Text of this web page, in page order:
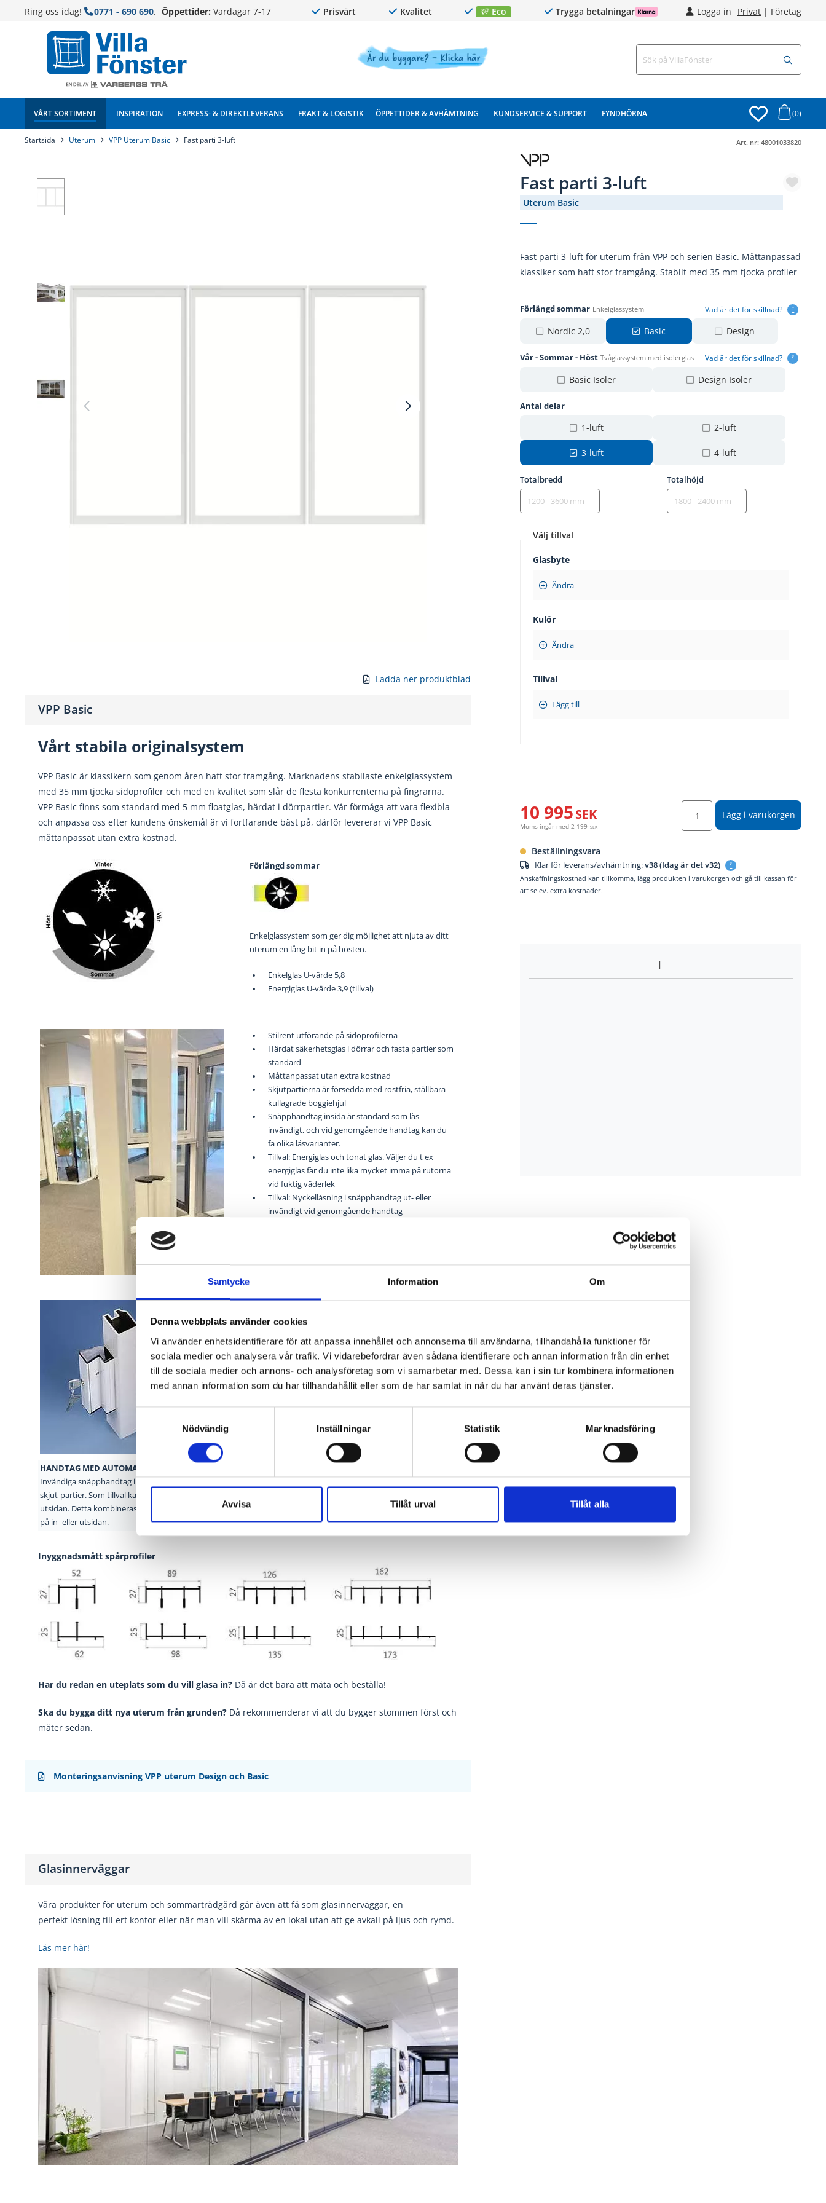
Samtycke Information Om
Denna webbplats använder cookies
Vi använder enhetsidentifierare för att anpassa innehållet och annonserna till användarna, tillhandahålla funktioner för
sociala medier och analysera vår trafik. Vi vidarebefordrar även sådana identifierare och annan information från din enhet
till de sociala medier och annons- och analysföretag som vi samarbetar med. Dessa kan i sin tur kombinera informationen
med annan information som du har tillhandahållit eller som de har samlat in när du har använt deras tjänster.
Nödvändig
Inställningar Statistik Marknadsföring
Avvisa Tillåt urval Tillåt alla
Ring oss idag! 0771 - 690 690. Öppettider: Vardagar 7-17 Prisvärt Kvalitet Eco Trygga betalningar Logga in Privat| Företag
VÅRT SORTIMENT INSPIRATION EXPRESS- & DIREKTLEVERANS FRAKT & LOGISTIK ÖPPETTIDER & AVHÄMTNING KUNDSERVICE & SUPPORT FYNDHÖRNA (0)
Startsida Uterum VPP Uterum Basic Fast parti 3-luft Art. nr: 48001033820
Fast parti 3-luft
Uterum Basic
Fast parti 3-luft för uterum från VPP och serien Basic. Måttanpassad
klassiker som haft stor framgång. Stabilt med 35 mm tjocka profiler
Förlängd sommar Enkelglassystem Vad är det för skillnad?
Nordic 2,0 Basic Design
Vår - Sommar - Höst Tvåglassystem med isolerglas Vad är det för skillnad?
Basic Isoler Design Isoler
Antal delar
1-luft 2-luft
3-luft 4-luft
Totalbredd Totalhöjd
Välj tillval
Glasbyte
Ändra
Kulör
Ändra
Tillval
Lägg till
Lägg i varukorgen
10 995SEK
Moms ingår med 2 199 SEK
Beställningsvara
Klar för leverans/avhämtning:v38 (Idag är det v32)
Anskaffningskostnad kan tillkomma, lägg produkten i varukorgen och gå till kassan för
att se ev. extra kostnader.
Ladda ner produktblad
VPP Basic
Vårt stabila originalsystem
VPP Basic är klassikern som genom åren haft stor framgång. Marknadens stabilaste enkelglassystem
med 35 mm tjocka sidoprofiler och med en kvalitet som slår de flesta konkurrenterna på fingrarna.
VPP Basic finns som standard med 5 mm floatglas, härdat i dörrpartier. Vår förmåga att vara flexibla
och anpassa oss efter kundens önskemål är vi fortfarande bäst på, därför levererar vi VPP Basic
måttanpassat utan extra kostnad.
Förlängd sommar
Enkelglassystem som ger dig möjlighet att njuta av ditt
uterum en lång bit in på hösten.
Enkelglas U-värde 5,8
Energiglas U-värde 3,9 (tillval)
Stilrent utförande på sidoprofilerna
Härdat säkerhetsglas i dörrar och fasta partier som
standard
Måttanpassat utan extra kostnad
Skjutpartierna är försedda med rostfria, ställbara
kullagrade boggiehjul
Snäpphandtag insida är standard som lås
invändigt, och vid genomgående handtag kan du
få olika låsvarianter.
Tillval: Energiglas och tonat glas. Väljer du t ex
energiglas får du inte lika mycket imma på rutorna
vid fuktig väderlek
Tillval: Nyckellåsning i snäpphandtag ut- eller
invändigt vid genomgående handtag
HANDTAG MED AUTOMATISK
Invändiga snäpphandtag ingår
skjut-partier. Som tillval kan man
utsidan. Detta kombineras vanligen
med nyckellåsning
på in- eller utsidan.
boggiehjul.
Inyggnadsmått spårprofiler
Har du redan en uteplats som du vill glasa in?Då är det bara att mäta och beställa!
Ska du bygga ditt nya uterum från grunden?Då rekommenderar vi att du bygger stommen först och
mäter sedan.
Monteringsanvisning VPP uterum Design och Basic
Glasinnerväggar
Våra produkter för uterum och sommarträdgård går även att få som glasinnerväggar, en
perfekt lösning till ert kontor eller när man vill skärma av en lokal utan att ge avkall på ljus och rymd.
Läs mer här!